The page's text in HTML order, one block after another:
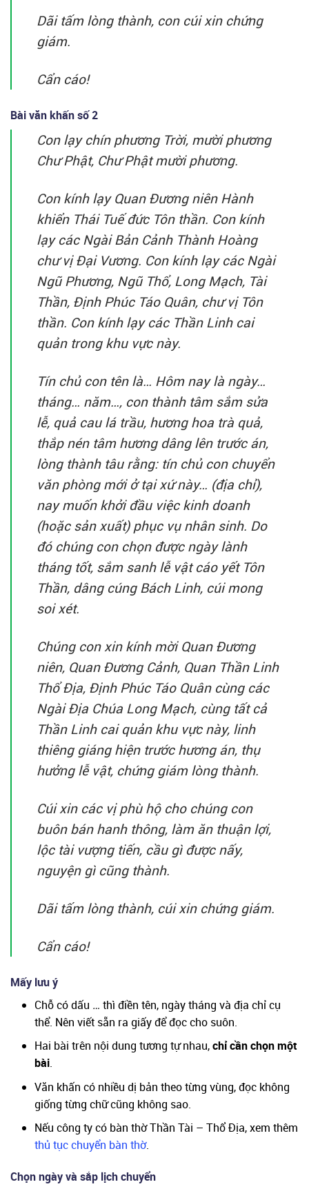
Dãi tấm lòng thành, con cúi xin chứng
giám.
Cẩn cáo!
Bài văn khấn số 2
Con lạy chín phương Trời, mười phương
Chư Phật, Chư Phật mười phương.
Con kính lạy Quan Đương niên Hành
khiển Thái Tuế đức Tôn thần. Con kính
lạy các Ngài Bản Cảnh Thành Hoàng
chư vị Đại Vương. Con kính lạy các Ngài
Ngũ Phương, Ngũ Thổ, Long Mạch, Tài
Thần, Định Phúc Táo Quân, chư vị Tôn
thần. Con kính lạy các Thần Linh cai
quản trong khu vực này.
Tín chủ con tên là… Hôm nay là ngày…
tháng… năm…, con thành tâm sắm sửa
lễ, quả cau lá trầu, hương hoa trà quả,
thắp nén tâm hương dâng lên trước án,
lòng thành tâu rằng: tín chủ con chuyển
văn phòng mới ở tại xứ này… (địa chỉ),
nay muốn khởi đầu việc kinh doanh
(hoặc sản xuất) phục vụ nhân sinh. Do
đó chúng con chọn được ngày lành
tháng tốt, sắm sanh lễ vật cáo yết Tôn
Thần, dâng cúng Bách Linh, cúi mong
soi xét.
Chúng con xin kính mời Quan Đương
niên, Quan Đương Cảnh, Quan Thần Linh
Thổ Địa, Định Phúc Táo Quân cùng các
Ngài Địa Chúa Long Mạch, cùng tất cả
Thần Linh cai quản khu vực này, linh
thiêng giáng hiện trước hương án, thụ
hưởng lễ vật, chứng giám lòng thành.
Cúi xin các vị phù hộ cho chúng con
buôn bán hanh thông, làm ăn thuận lợi,
lộc tài vượng tiến, cầu gì được nấy,
nguyện gì cũng thành.
Dãi tấm lòng thành, cúi xin chứng giám.
Cẩn cáo!
Mấy lưu ý
Chỗ có dấu … thì điền tên, ngày tháng và địa chỉ cụ
thể. Nên viết sẵn ra giấy để đọc cho suôn.
Hai bài trên nội dung tương tự nhau,chỉ cần chọn một
bài.
Văn khấn có nhiều dị bản theo từng vùng, đọc không
giống từng chữ cũng không sao.
Nếu công ty có bàn thờ Thần Tài – Thổ Địa, xem thêm
thủ tục chuyển bàn thờ.
Chọn ngày và sắp lịch chuyển